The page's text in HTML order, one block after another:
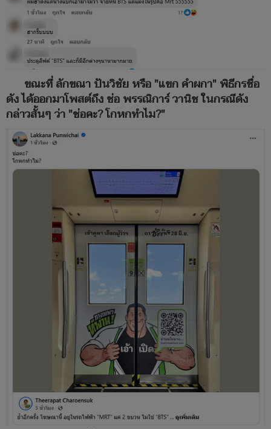
ขณะที่ ลักขณา ปันวิชัย หรือ "แขก คำผกา" พิธีกรชื่อ
ดัง ได้ออกมาโพสต์ถึง ช่อ พรรณิการ์ วานิช ในกรณีดัง
กล่าวสั้นๆ ว่า "ช่อคะ? โกหกทำไม?"